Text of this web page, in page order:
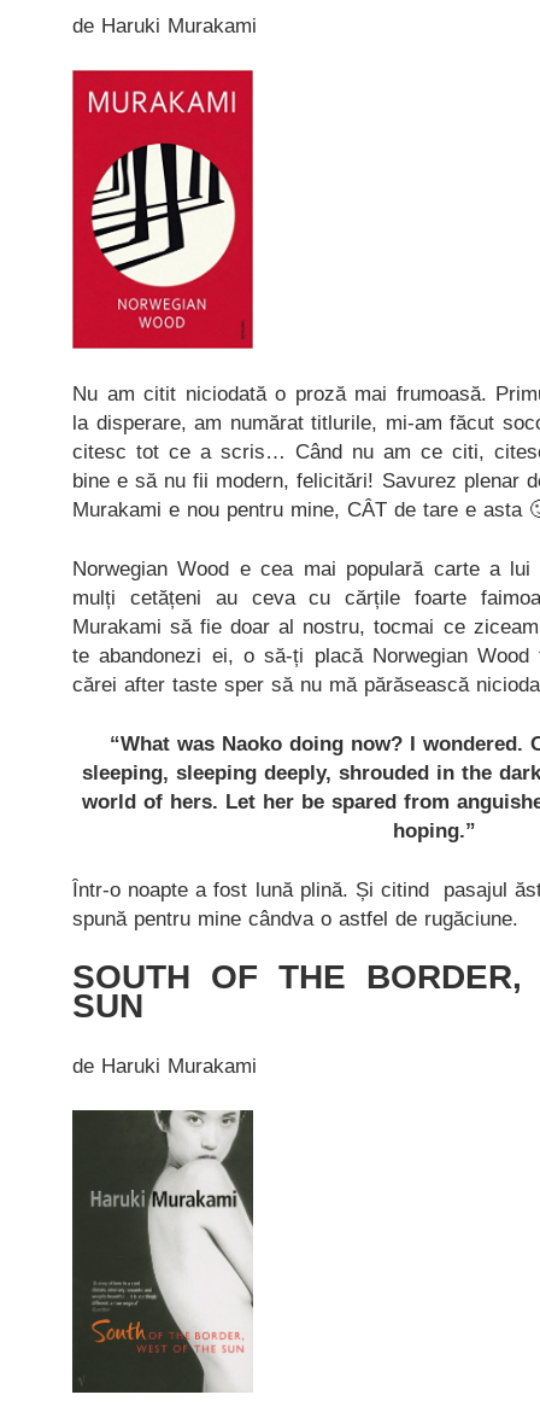
de Haruki Murakami
Nu am citit niciodată o proză mai frumoasă.
la disperare, am numărat titlurile, mi-am făcut
citesc tot ce a scris… Când nu am ce citi,
bine e să nu fii modern, felicitări! Savurez plenar
Murakami e nou pentru mine, CÂT de tare e asta
Norwegian Wood e cea mai populară carte a
mulți cetățeni au ceva cu cărțile foarte
Murakami să fie doar al nostru, tocmai ce
te abandonezi ei, o să-ți placă Norwegian
cărei after taste sper să nu mă părăsească
“What was Naoko doing now? I wondered.
sleeping, sleeping deeply, shrouded in the
world of hers. Let her be spared from
hoping.”
Într-o noapte a fost lună plină. Și citind pasajul
spună pentru mine cândva o astfel de rugăciune.
SOUTH OF THE
SUN
de Haruki Murakami